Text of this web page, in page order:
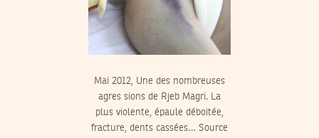
Mai 2012, Une des nombreuses
agres sions de Rjeb Magri. La
plus violente, épaule déboitée,
fracture, dents cassées… Source